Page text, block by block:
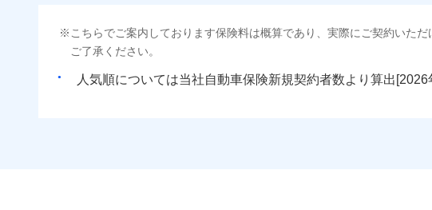
こちらでご案内しております保険料は概算であり、実際にご契約いた
ご了承ください。
人気順については当社 新規契約者数より算出[